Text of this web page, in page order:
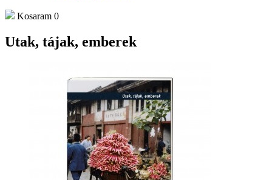
Kosaram 0
Utak, tájak, emberek